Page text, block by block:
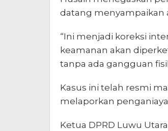
datang menyampaikan
“Ini menjadi koreksi
keamanan akan
tanpa ada gangguan
Kasus ini telah resmi
melaporkan
Ketua DPRD Luwu